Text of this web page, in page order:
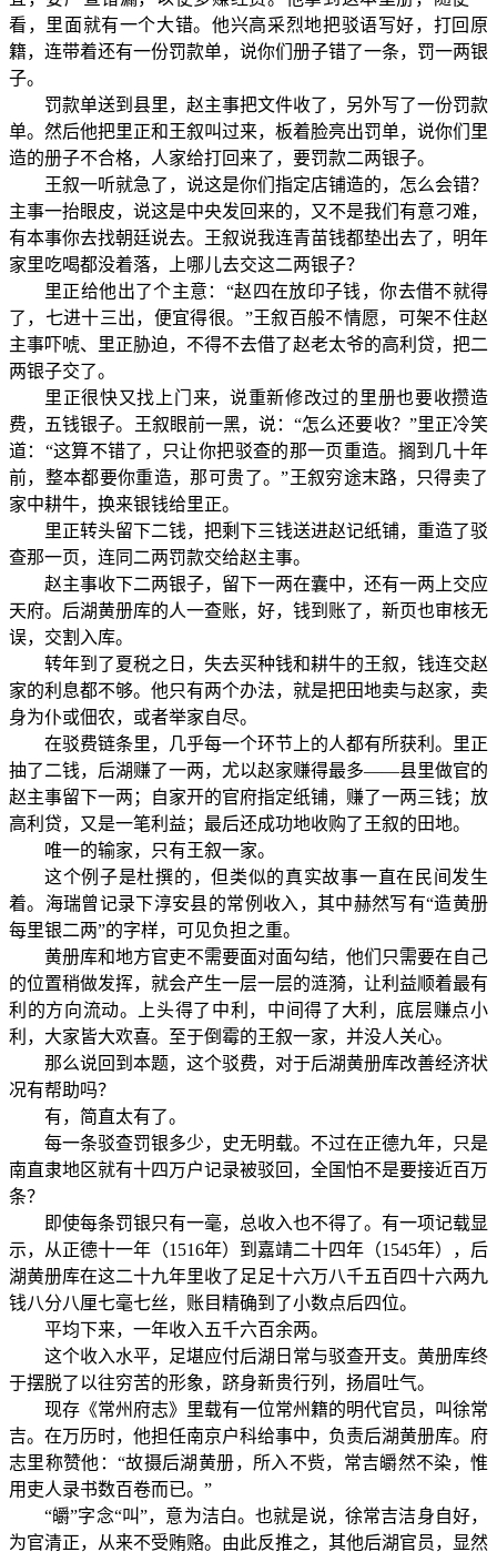
看，里面就有一个大错。他兴高采烈地把驳语写好，打回原
籍，连带着还有一份罚款单，说你们册子错了一条，罚一两银
子。
罚款单送到县里，赵主事把文件收了，另外写了一份罚款
单。然后他把里正和王叙叫过来，板着脸亮出罚单，说你们里
造的册子不合格，人家给打回来了，要罚款二两银子。
王叙一听就急了，说这是你们指定店铺造的，怎么会错？
主事一抬眼皮，说这是中央发回来的，又不是我们有意刁难，
有本事你去找朝廷说去。王叙说我连青苗钱都垫出去了，明年
家里吃喝都没着落，上哪儿去交这二两银子？
里正给他出了个主意：“赵四在放印子钱，你去借不就得
了，七进十三出，便宜得很。”王叙百般不情愿，可架不住赵
主事吓唬、里正胁迫，不得不去借了赵老太爷的高利贷，把二
两银子交了。
里正很快又找上门来，说重新修改过的里册也要收攒造
费，五钱银子。王叙眼前一黑，说：“怎么还要收？”里正冷笑
道：“这算不错了，只让你把驳查的那一页重造。搁到几十年
前，整本都要你重造，那可贵了。”王叙穷途末路，只得卖了
家中耕牛，换来银钱给里正。
里正转头留下二钱，把剩下三钱送进赵记纸铺，重造了驳
查那一页，连同二两罚款交给赵主事。
赵主事收下二两银子，留下一两在囊中，还有一两上交应
天府。后湖黄册库的人一查账，好，钱到账了，新页也审核无
误，交割入库。
转年到了夏税之日，失去买种钱和耕牛的王叙，钱连交赵
家的利息都不够。他只有两个办法，就是把田地卖与赵家，卖
身为仆或佃农，或者举家自尽。
在驳费链条里，几乎每一个环节上的人都有所获利。里正
抽了二钱，后湖赚了一两，尤以赵家赚得最多——县里做官的
赵主事留下一两；自家开的官府指定纸铺，赚了一两三钱；放
高利贷，又是一笔利益；最后还成功地收购了王叙的田地。
唯一的输家，只有王叙一家。
这个例子是杜撰的，但类似的真实故事一直在民间发生
着。海瑞曾记录下淳安县的常例收入，其中赫然写有“造黄册
每里银二两”的字样，可见负担之重。
黄册库和地方官吏不需要面对面勾结，他们只需要在自己
的位置稍做发挥，就会产生一层一层的涟漪，让利益顺着最有
利的方向流动。上头得了中利，中间得了大利，底层赚点小
利，大家皆大欢喜。至于倒霉的王叙一家，并没人关心。
那么说回到本题，这个驳费，对于后湖黄册库改善经济状
况有帮助吗？
有，简直太有了。
每一条驳查罚银多少，史无明载。不过在正德九年，只是
南直隶地区就有十四万户记录被驳回，全国怕不是要接近百万
条？
即使每条罚银只有一毫，总收入也不得了。有一项记载显
示，从正德十一年（1516年）到嘉靖二十四年（1545年），后
湖黄册库在这二十九年里收了足足十六万八千五百四十六两九
钱八分八厘七毫七丝，账目精确到了小数点后四位。
平均下来，一年收入五千六百余两。
这个收入水平，足堪应付后湖日常与驳查开支。黄册库终
于摆脱了以往穷苦的形象，跻身新贵行列，扬眉吐气。
现存《常州府志》里载有一位常州籍的明代官员，叫徐常
吉。在万历时，他担任南京户科给事中，负责后湖黄册库。府
志里称赞他：“故摄后湖黄册，所入不赀，常吉皭然不染，惟
用吏人录书数百卷而已。”
“皭”字念“叫”，意为洁白。也就是说，徐常吉洁身自好，
为官清正，从来不受贿赂。由此反推之，其他后湖官员，显然